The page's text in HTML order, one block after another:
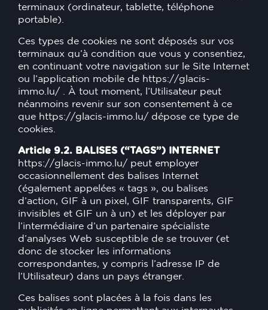
terminaux (ordinateur, tablette, téléphone
portable).
Ces types de cookies ne sont déposés sur vos
terminaux qu’à condition que vous y consentiez,
en continuant votre navigation sur le Site Internet
ou l’application mobile de https://glacis-
immo.lu/ . À tout moment, l’Utilisateur peut
néanmoins revenir sur son consentement à ce
que https://glacis-immo.lu/ dépose ce type de
cookies.
Article 9.2. BALISES (“TAGS”) INTERNET
https://glacis-immo.lu/ peut employer
occasionnellement des balises Internet
(également appelées « tags », ou balises
d’action, GIF à un pixel, GIF transparents, GIF
invisibles et GIF un à un) et les déployer par
l’intermédiaire d’un partenaire spécialiste
d’analyses Web susceptible de se trouver (et
donc de stocker les informations
correspondantes, y compris l’adresse IP de
l’Utilisateur) dans un pays étranger.
Ces balises sont placées à la fois dans les